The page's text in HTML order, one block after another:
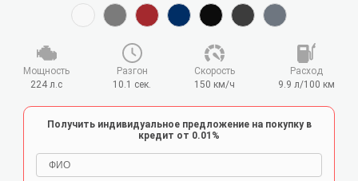
Мощность
224 л.с
Разгон
10.1 сек.
Cкорость
150 км/ч
Расход
9.9 л/100 км
Получить индивидуальное предложение на покупку в
кредит от 0.01%